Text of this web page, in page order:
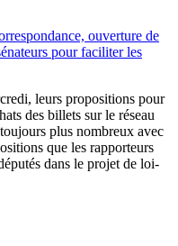
ouverture de
pour faciliter les
leurs propositions pour
des billets sur le réseau
plus nombreux avec
que les rapporteurs
dans le projet de loi-